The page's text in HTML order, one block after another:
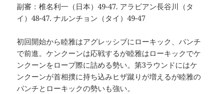
副審：椎名利一（日本）49-47. アラビアン長谷川（タ
イ）48-47. ナルンチョン（タイ）49-47
初回開始から睦雅はアグレッシブにローキック、パンチ
で前進。ケンクーンは応戦するが睦雅はローキックでケ
ンクーンをロープ際に詰める勢い。第3ラウンドにはケ
ンクーンが首相撲に持ち込みヒザ蹴りが増えるが睦雅の
パンチとローキックの勢いも強い。